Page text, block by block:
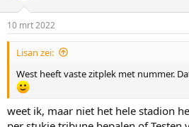
10 mrt 2022
Lisan zei:
West heeft vaste zitplek met nummer.
weet ik, maar niet het hele stadion